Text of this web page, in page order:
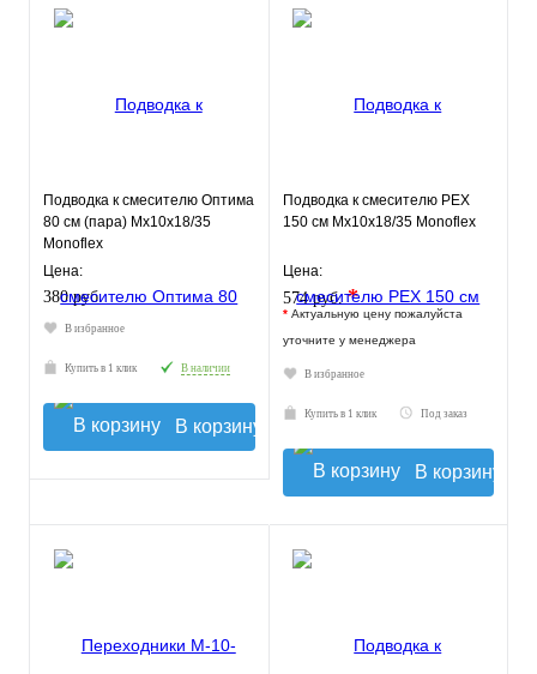
Подводка к смесителю Оптима
80 см (пара) Мх10х18/35
Monoflex
Цена:
380 руб.
В избранное
Купить в 1 клик В наличии
В корзину
Подводка к смесителю РЕХ
150 см Мх10х18/35 Monoflex
Цена:
574 руб.*
* Актуальную цену пожалуйста
уточните у менеджера
В избранное
Купить в 1 клик Под заказ
В корзину